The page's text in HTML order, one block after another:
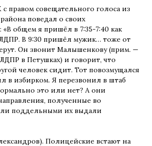
с правом совещательного голоса из
поведал о своих
общем я пришёл в 7:35-7:40 как
В 9:30 пришёл мужик… тоже от
Он звонит Малышенкову (прим. —
в Петушках) и говорит, что
человек сидит. Тот повозмущался
в избирком. Я перезвонил в штаб
это или нет? А они
полученные во
поддельными их выдали
Полицейские встают на